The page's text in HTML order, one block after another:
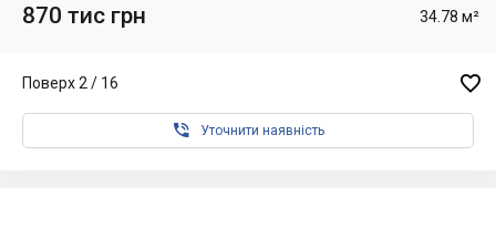
870 тис грн 34.78 м²
Поверх 2 / 16 
 Уточнити наявність